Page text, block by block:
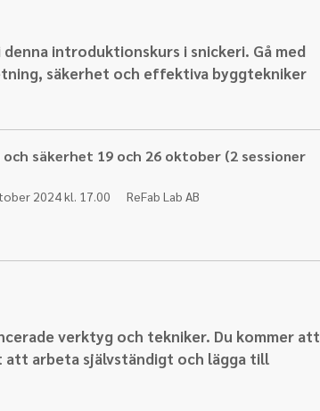
introduktionskurs i snickeri. Gå med
säkerhet och effektiva byggtekniker
säkerhet 19 och 26 oktober (2 sessioner
2024 kl. 17.00
ReFab Lab AB
verktyg och tekniker. Du kommer att
arbeta självständigt och lägga till